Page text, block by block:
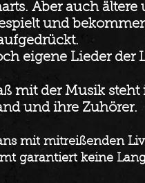
Aber auch ältere
und
eigene Lieder der
mit der Musik
und ihre Zuhörer.
mit mitreißenden
garantiert keine